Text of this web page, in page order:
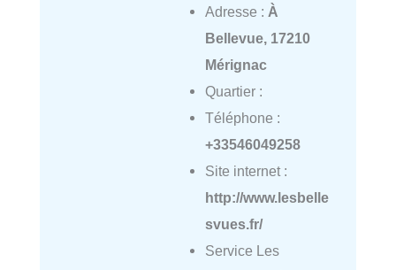
Adresse : À
Bellevue, 17210
Mérignac
Quartier :
Téléphone :
+33546049258
Site internet :
http://www.lesbelle
svues.fr/
Service Les